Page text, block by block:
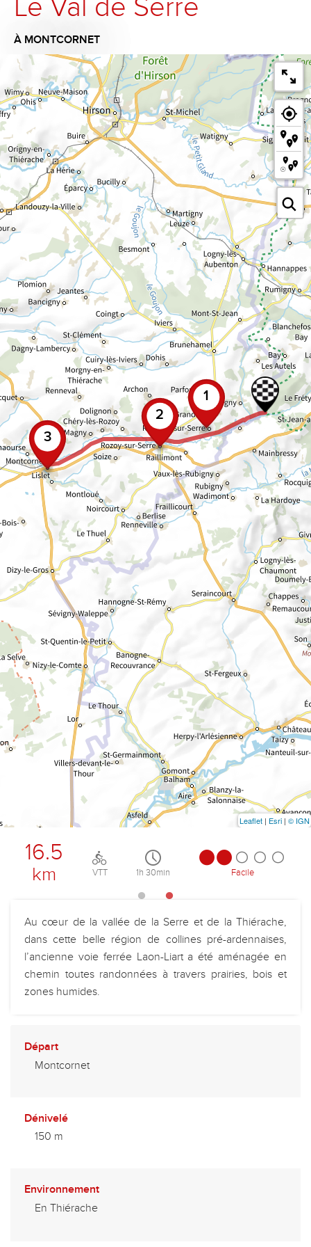
Le Val de Serre
À MONTCORNET
16.5
km VTT 1h 30min Facile
Au cœur de la vallée de la Serre et de la Thiérache,
dans cette belle région de collines pré-ardennaises,
l’ancienne voie ferrée Laon-Liart a été aménagée en
chemin toutes randonnées à travers prairies, bois et
zones humides.
Départ
Montcornet
Dénivelé
150 m
Environnement
En Thiérache
1
2
3
Leaflet | Esri | © IGN